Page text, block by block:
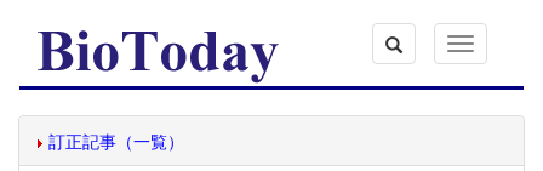
Toggle
navigation
訂正記事（一覧）